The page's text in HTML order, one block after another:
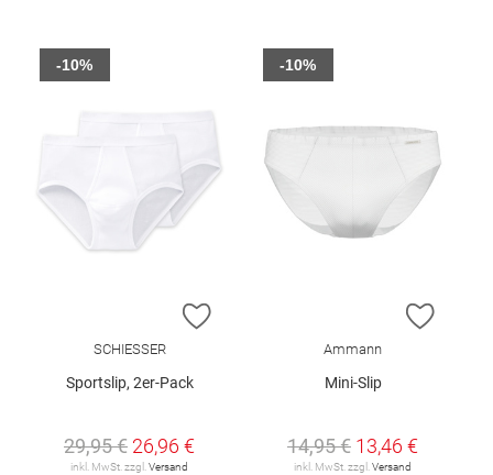
ZUR WUNSCHLISTE HINZUFÜGEN
SCHIESSER
Sportslip, 2er-Pack
29,95 € 26,96 €
inkl. MwSt. zzgl. Versand
-10%
ZUR
Ammann
Mini-Slip
14,95 € 13,46 €
inkl. MwSt. zzgl. Versand
-10%